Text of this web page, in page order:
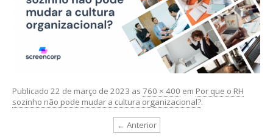
Publicado 22 de março de 2023 as 760 × 400 em Por que o RH
sozinho não pode mudar a cultura organizacional?.
← Anterior